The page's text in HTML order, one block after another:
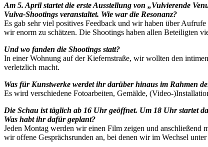
Am 5. April startet die erste Ausstellung von „Vulvierende
Vulva-Shootings veranstaltet. Wie war die Resonanz?
Es gab sehr viel positives Feedback und wir haben über
wir enorm zu schätzen. Die Shootings haben allen Beteiligten
Und wo fanden die Shootings statt?
In einer Wohnung auf der Kiefernstraße, wir wollten den
verletzlich macht.
Was für Kunstwerke werdet ihr darüber hinaus im Rahmen
Es wird verschiedene Fotoarbeiten, Gemälde, (Video-
Die Schau ist täglich ab 16 Uhr geöffnet. Um 18 Uhr startet
Was habt ihr dafür geplant?
Jeden Montag werden wir einen Film zeigen und anschließend
wir offene Gesprächsrunden an, bei denen wir im Wechsel